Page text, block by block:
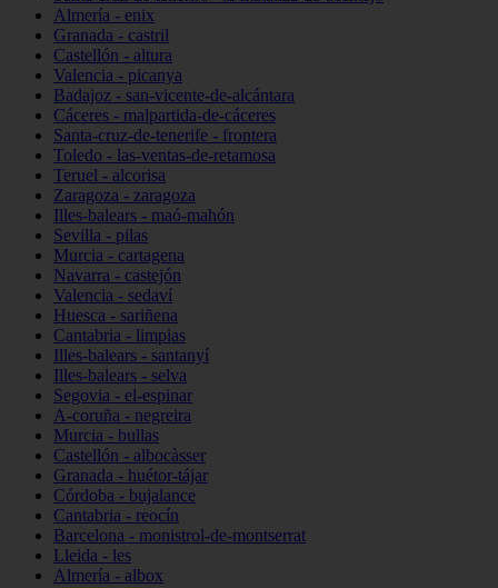
Almería - enix
Granada - castril
Castellón - altura
Valencia - picanya
Badajoz - san-vicente-de-alcántara
Cáceres - malpartida-de-cáceres
Santa-cruz-de-tenerife - frontera
Toledo - las-ventas-de-retamosa
Teruel - alcorisa
Zaragoza - zaragoza
Illes-balears - maó-mahón
Sevilla - pilas
Murcia - cartagena
Navarra - castejón
Valencia - sedaví
Huesca - sariñena
Cantabria - limpias
Illes-balears - santanyí
Illes-balears - selva
Segovia - el-espinar
A-coruña - negreira
Murcia - bullas
Castellón - albocàsser
Granada - huétor-tájar
Córdoba - bujalance
Cantabria - reocín
Barcelona - monistrol-de-montserrat
Lleida - les
Almería - albox